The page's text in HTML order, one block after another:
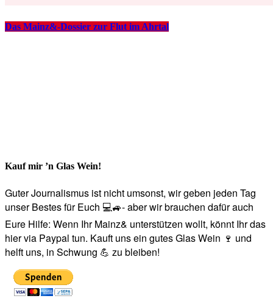
Das Mainz&-Dossier zur Flut im Ahrtal
Kauf mir ’n Glas Wein!
Guter Journalismus ist nicht umsonst, wir geben jeden Tag
unser Bestes für Euch 💻🚙- aber wir brauchen dafür auch
Eure Hilfe: Wenn Ihr Mainz& unterstützen wollt, könnt Ihr das
hier via Paypal tun. Kauft uns ein gutes Glas Wein 🍷 und
helft uns, in Schwung 💪 zu bleiben!